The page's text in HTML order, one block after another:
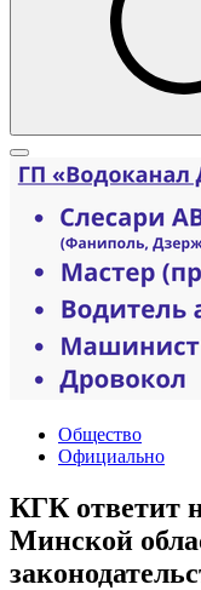
Общество
Официально
КГК ответит
Минской